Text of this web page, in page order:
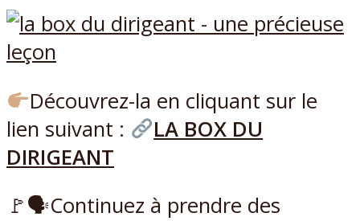
Découvrez-la en cliquant sur le
lien suivant :
LA BOX DU
DIRIGEANT
🚩🗣Continuez à prendre des